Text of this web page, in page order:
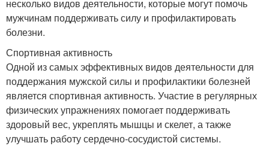
несколько видов деятельности, которые могут помочь
мужчинам поддерживать силу и профилактировать
болезни.
Спортивная активность
Одной из самых эффективных видов деятельности для
поддержания мужской силы и профилактики болезней
является спортивная активность. Участие в регулярных
физических упражнениях помогает поддерживать
здоровый вес, укреплять мышцы и скелет, а также
улучшать работу сердечно-сосудистой системы.